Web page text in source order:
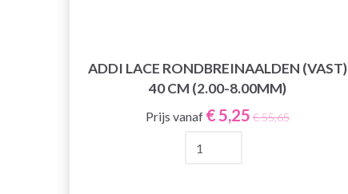
ADDI LACE RONDBREINAALDEN (VAST)
40 CM (2.00-8.00MM)
Prijs vanaf € 5,25 € 55,65